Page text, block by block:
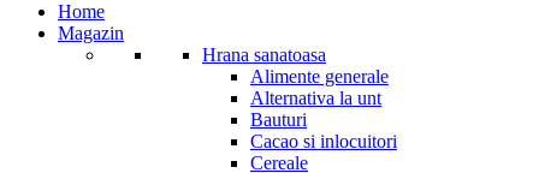
Home
Magazin
Hrana sanatoasa
Alimente generale
Alternativa la unt
Bauturi
Cacao si inlocuitori
Cereale